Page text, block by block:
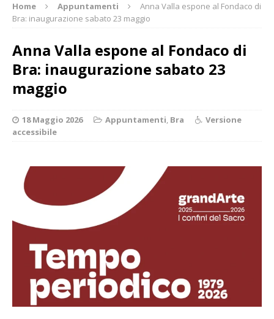
Home Appuntamenti
Anna Valla espone al Fondaco di
Bra: inaugurazione sabato 23 maggio
Anna Valla espone al Fondaco di
Bra: inaugurazione sabato 23
maggio
18 Maggio 2026 Appuntamenti, Bra
Versione
accessibile